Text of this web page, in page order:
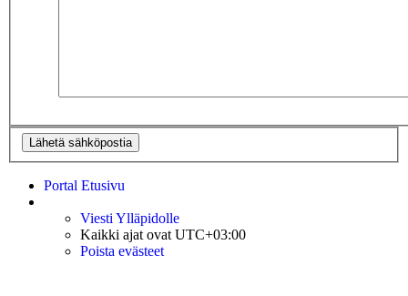
Portal Etusivu
Viesti Ylläpidolle
Kaikki ajat ovatUTC+03:00
Poista evästeet